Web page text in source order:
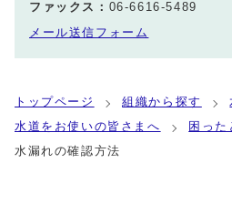
ファックス： 06-6616-5489
メール送信フォーム
トップページ 組織から探す
水道をお使いの皆さまへ
困った
水漏れの確認方法